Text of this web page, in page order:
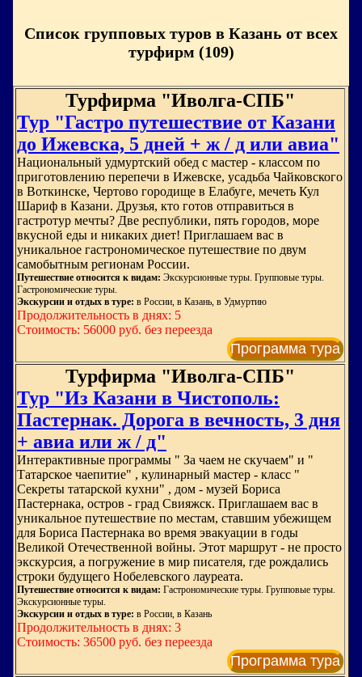
Список групповых туров в Казань от всех
турфирм (109)
Турфирма "Иволга-СПБ"
Тур "Гастро путешествие от Казани
до Ижевска, 5 дней + ж / д или авиа"
Национальный удмуртский обед с мастер - классом по
приготовлению перепечи в Ижевске, усадьба Чайковского
в Воткинске, Чертово городище в Елабуге, мечеть Кул
Шариф в Казани. Друзья, кто готов отправиться в
гастротур мечты? Две республики, пять городов, море
вкусной еды и никаких диет! Приглашаем вас в
уникальное гастрономическое путешествие по двум
самобытным регионам России.
Путешествие относится к видам: Экскурсионные туры. Групповые туры.
Гастрономические туры.
Экскурсии и отдых в туре: в России, в Казань, в Удмуртию
Продолжительность в днях: 5
Стоимость: 56000 руб. без переезда
Программа тура
Турфирма "Иволга-СПБ"
Тур "Из Казани в Чистополь:
Пастернак. Дорога в вечность, 3 дня
+ авиа или ж / д"
Интерактивные программы " За чаем не скучаем" и "
Татарское чаепитие" , кулинарный мастер - класс "
Секреты татарской кухни" , дом - музей Бориса
Пастернака, остров - град Свияжск. Приглашаем вас в
уникальное путешествие по местам, ставшим убежищем
для Бориса Пастернака во время эвакуации в годы
Великой Отечественной войны. Этот маршрут - не просто
экскурсия, а погружение в мир писателя, где рождались
строки будущего Нобелевского лауреата.
Путешествие относится к видам: Гастрономические туры. Групповые туры.
Экскурсионные туры.
Экскурсии и отдых в туре: в России, в Казань
Продолжительность в днях: 3
Стоимость: 36500 руб. без переезда
Программа тура